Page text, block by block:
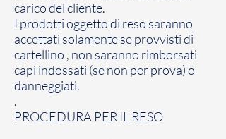
carico del cliente.
I prodotti oggetto di reso saranno
accettati solamente se provvisti di
cartellino , non saranno rimborsati
capi indossati (se non per prova) o
danneggiati.
.
PROCEDURA PER IL RESO